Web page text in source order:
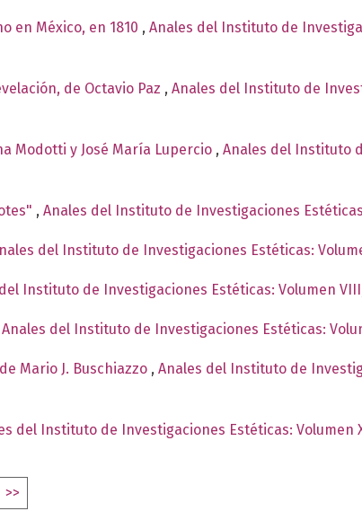
en México, en 1810 , Anales del Instituto de
de Octavio Paz , Anales del Instituto de
Modotti y José María Lupercio , Anales del Instituto
, Anales del Instituto de Investigaciones
del Instituto de Investigaciones Estéticas:
Instituto de Investigaciones Estéticas: Volumen
Anales del Instituto de Investigaciones Estéticas:
Mario J. Buschiazzo , Anales del Instituto de
del Instituto de Investigaciones Estéticas: Volumen
>>